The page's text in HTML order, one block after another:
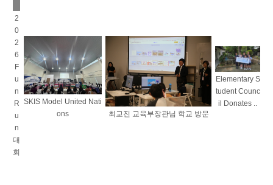
2
0
2
6
F
u
n
R
u
n
대
회
SKIS Model United Nati
ons
최교진 교육부장관님 학교 방문
Elementary S
tudent Counc
il Donates ..